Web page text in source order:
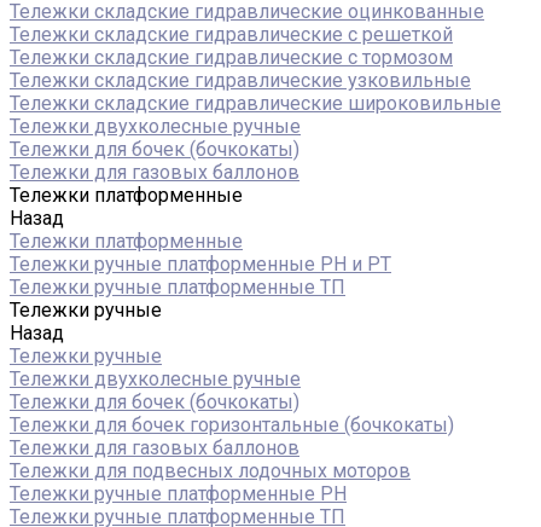
Тележки складские гидравлические оцинкованные
Тележки складские гидравлические с решеткой
Тележки складские гидравлические с тормозом
Тележки складские гидравлические узковильные
Тележки складские гидравлические широковильные
Тележки двухколесные ручные
Тележки для бочек (бочкокаты)
Тележки для газовых баллонов
Тележки платформенные
Назад
Тележки платформенные
Тележки ручные платформенные PH и PT
Тележки ручные платформенные ТП
Тележки ручные
Назад
Тележки ручные
Тележки двухколесные ручные
Тележки для бочек (бочкокаты)
Тележки для бочек горизонтальные (бочкокаты)
Тележки для газовых баллонов
Тележки для подвесных лодочных моторов
Тележки ручные платформенные PH
Тележки ручные платформенные ТП